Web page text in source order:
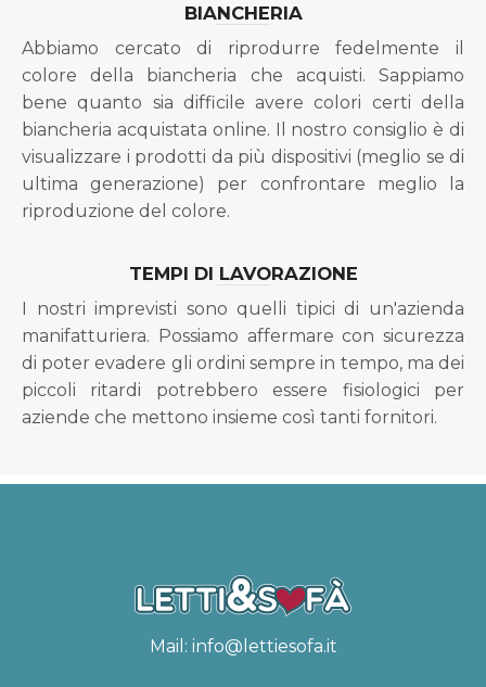
BIANCHERIA
Abbiamo cercato di riprodurre fedelmente il
colore della biancheria che acquisti. Sappiamo
bene quanto sia difficile avere colori certi della
biancheria acquistata online. Il nostro consiglio è di
visualizzare i prodotti da più dispositivi (meglio se di
ultima generazione) per confrontare meglio la
riproduzione del colore.
TEMPI DI LAVORAZIONE
I nostri imprevisti sono quelli tipici di un'azienda
manifatturiera. Possiamo affermare con sicurezza
di poter evadere gli ordini sempre in tempo, ma dei
piccoli ritardi potrebbero essere fisiologici per
aziende che mettono insieme così tanti fornitori.
Mail: info@lettiesofa.it